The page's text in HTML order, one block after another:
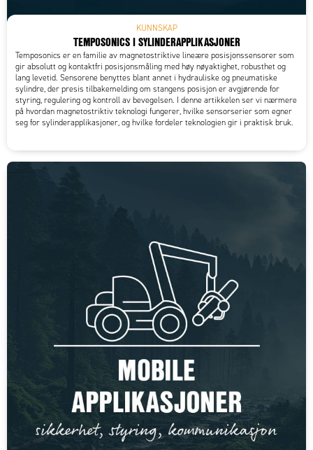
KUNNSKAP
TEMPOSONICS I SYLINDERAPPLIKASJONER
Temposonics er en familie av magnetostriktive lineære posisjonssensorer som
gir absolutt og kontaktfri posisjonsmåling med høy nøyaktighet, robusthet og
lang levetid. Sensorene benyttes blant annet i hydrauliske og pneumatiske
sylindre, der presis tilbakemelding om stangens posisjon er avgjørende for
styring, regulering og kontroll av bevegelsen. I denne artikkelen ser vi nærmere
på hvordan magnetostriktiv teknologi fungerer, hvilke sensorserier som egner
seg for sylinderapplikasjoner, og hvilke fordeler teknologien gir i praktisk bruk.